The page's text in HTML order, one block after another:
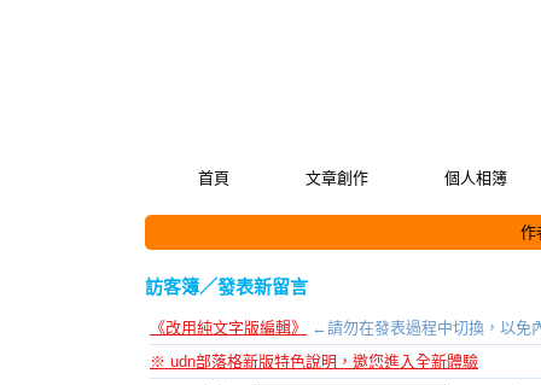
首頁 文章創作 個人相簿
作
訪客簿／發表新留言
《改用純文字版編輯》
←請勿在發表過程中切換，以免
※ udn部落格新版特色說明，邀您進入全新體驗